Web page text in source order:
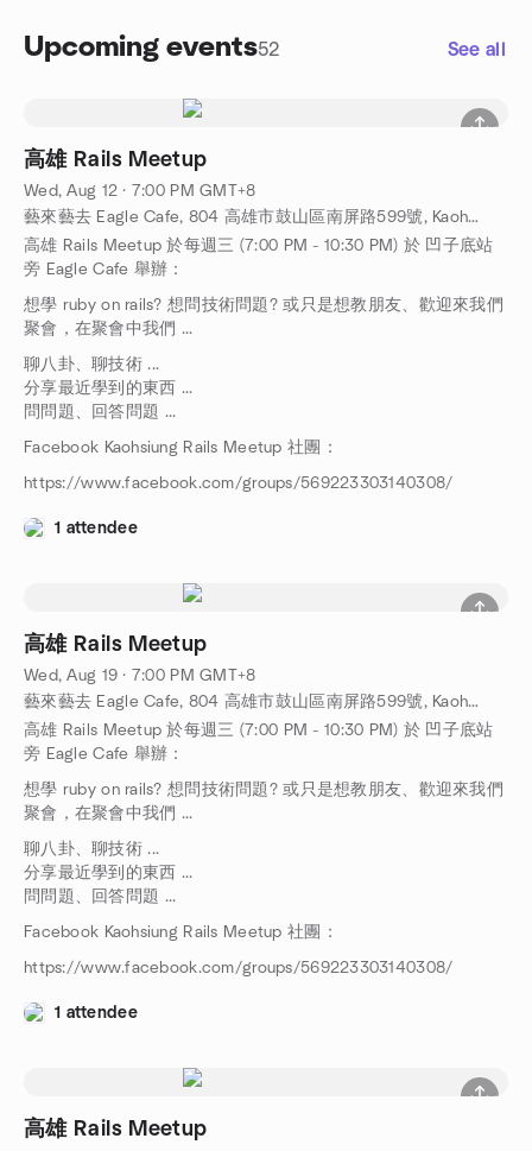
Upcoming events52 See all
高雄 Rails Meetup
Wed, Aug 12 · 7:00 PM GMT+8
藝來藝去 Eagle Cafe, 804 高雄市鼓山區南屏路599號, Kaohsiung, TW
高雄 Rails Meetup 於每週三 (7:00 PM - 10:30 PM) 於 凹子底站
旁 Eagle Cafe 舉辦：
想學 ruby on rails? 想問技術問題? 或只是想教朋友、歡迎來我們
聚會，在聚會中我們 ...
聊八卦、聊技術 ...
分享最近學到的東西 ...
問問題、回答問題 ...
Facebook Kaohsiung Rails Meetup 社團：
https://www.facebook.com/groups/569223303140308/
1 attendee
高雄 Rails Meetup
Wed, Aug 19 · 7:00 PM GMT+8
藝來藝去 Eagle Cafe, 804 高雄市鼓山區南屏路599號, Kaohsiung, TW
高雄 Rails Meetup 於每週三 (7:00 PM - 10:30 PM) 於 凹子底站
旁 Eagle Cafe 舉辦：
想學 ruby on rails? 想問技術問題? 或只是想教朋友、歡迎來我們
聚會，在聚會中我們 ...
聊八卦、聊技術 ...
分享最近學到的東西 ...
問問題、回答問題 ...
Facebook Kaohsiung Rails Meetup 社團：
https://www.facebook.com/groups/569223303140308/
1 attendee
高雄 Rails Meetup